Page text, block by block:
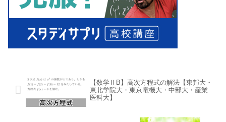
【数学ⅡB】高次方程式の解法【東邦大・
東北学院大・東京電機大・中部大・産業
医科大】